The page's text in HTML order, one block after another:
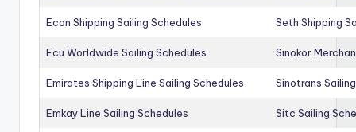
Econ Shipping Sailing Schedules Seth Shipping
Ecu Worldwide Sailing Schedules Sinokor
Emirates Shipping Line Sailing Schedules Sinotrans
Emkay Line Sailing Schedules Sitc Sailing